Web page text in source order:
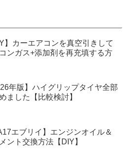
】カーエアコンを真空引きして
ンガス+添加剤を再充填する方
年版】ハイグリップタイヤ全部
ました【比較検討】
エブリイ】エンジンオイル＆
ント交換方法【DIY】